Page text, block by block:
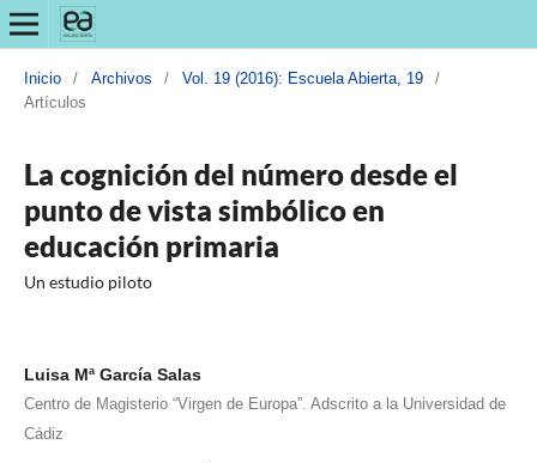
Inicio / Archivos / Vol. 19 (2016): Escuela Abierta, 19
/
Artículos
La cognición del número desde el
punto de vista simbólico en
educación primaria
Un estudio piloto
Luisa Mª García Salas
Centro de Magisterio “Virgen de Europa”. Adscrito a la Universidad de
Cádiz